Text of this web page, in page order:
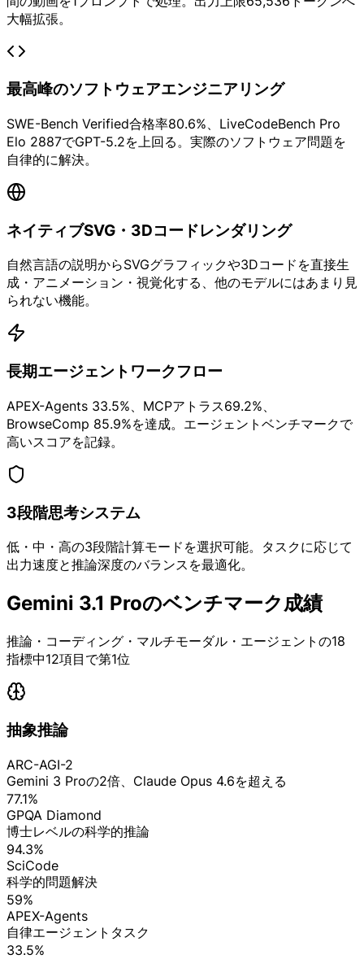
大幅拡張。
最高峰のソフトウェアエンジニアリング
SWE-Bench Verified合格率80.6%、LiveCodeBench Pro
Elo 2887でGPT-5.2を上回る。実際のソフトウェア問題を
自律的に解決。
ネイティブSVG・3Dコードレンダリング
自然言語の説明からSVGグラフィックや3Dコードを直接生
成・アニメーション・視覚化する、他のモデルにはあまり見
られない機能。
長期エージェントワークフロー
APEX-Agents 33.5%、MCPアトラス69.2%、
BrowseComp 85.9%を達成。エージェントベンチマークで
高いスコアを記録。
3段階思考システム
低・中・高の3段階計算モードを選択可能。タスクに応じて
出力速度と推論深度のバランスを最適化。
Gemini 3.1 Proのベンチマーク成績
推論・コーディング・マルチモーダル・エージェントの18
指標中12項目で第1位
抽象推論
ARC-AGI-2
Gemini 3 Proの2倍、Claude Opus 4.6を超える
77.1%
GPQA Diamond
博士レベルの科学的推論
94.3%
SciCode
科学的問題解決
59%
APEX-Agents
自律エージェントタスク
33.5%